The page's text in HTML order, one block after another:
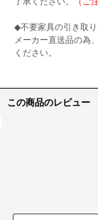
◆不要家具の引き取
メーカー直送品の為
ください。
この商品のレビュー